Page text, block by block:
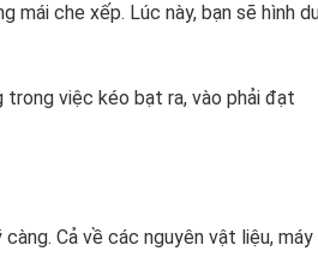
mái che xếp. Lúc này, bạn sẽ hình
việc kéo bạt ra, vào phải đạt
Cả về các nguyên vật liệu, máy